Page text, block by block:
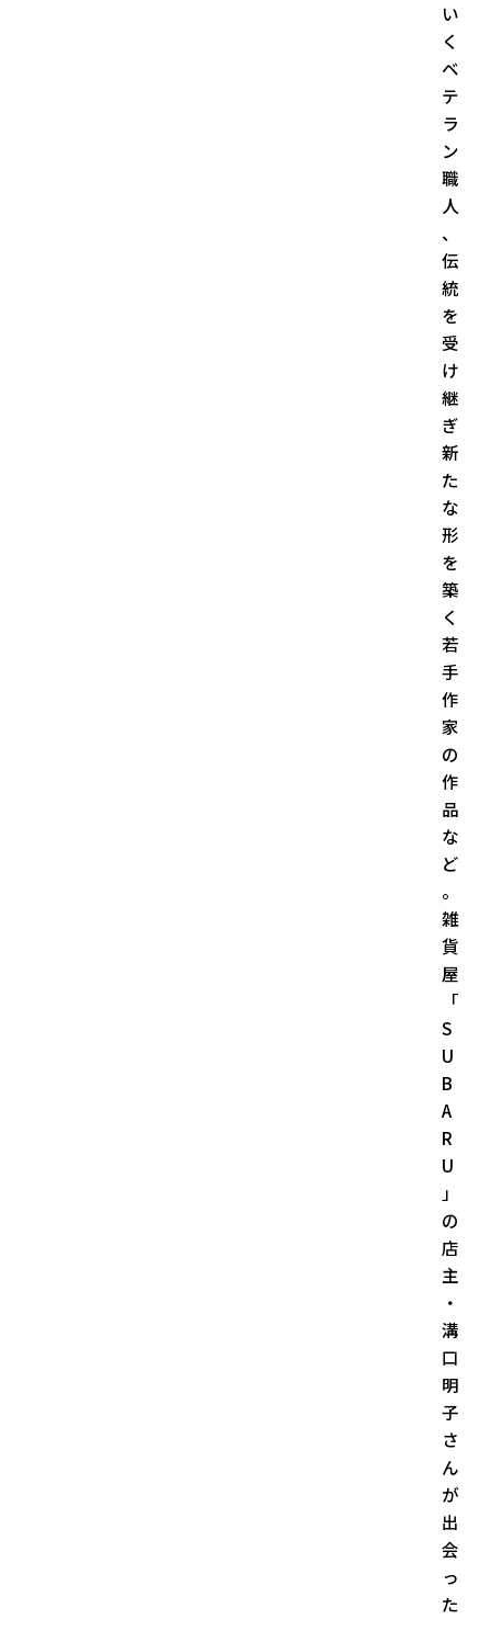
い
く
ベ
テ
ラ
ン
職
人
、
伝
統
を
受
け
継
ぎ
新
た
な
形
を
築
く
若
手
作
家
の
作
品
な
ど
。
雑
貨
屋
「
S
U
B
A
R
U
」
の
店
主
・
溝
口
明
子
さ
ん
が
出
会
っ
た